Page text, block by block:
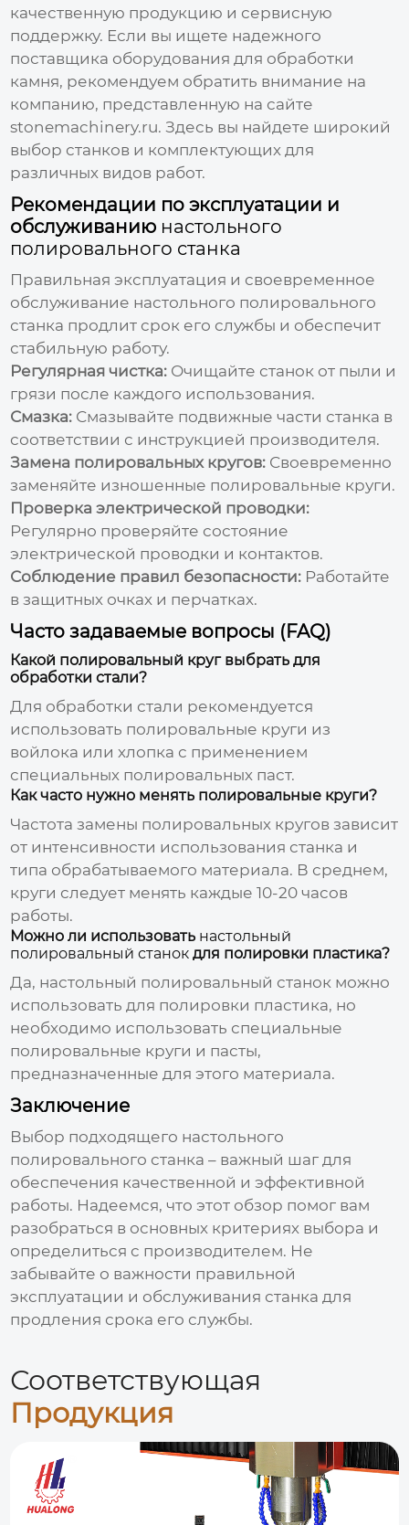
качественную продукцию и сервисную
поддержку. Если вы ищете надежного
поставщика оборудования для обработки
камня, рекомендуем обратить внимание на
компанию, представленную на сайте
stonemachinery.ru. Здесь вы найдете широкий
выбор станков и комплектующих для
различных видов работ.
Рекомендации по эксплуатации и
обслуживанию настольного
полировального станка
Правильная эксплуатация и своевременное
обслуживание настольного полировального
станка продлит срок его службы и обеспечит
стабильную работу.
Регулярная чистка: Очищайте станок от пыли и
грязи после каждого использования.
Смазка: Смазывайте подвижные части станка в
соответствии с инструкцией производителя.
Замена полировальных кругов: Своевременно
заменяйте изношенные полировальные круги.
Проверка электрической проводки:
Регулярно проверяйте состояние
электрической проводки и контактов.
Соблюдение правил безопасности: Работайте
в защитных очках и перчатках.
Часто задаваемые вопросы (FAQ)
Какой полировальный круг выбрать для
обработки стали?
Для обработки стали рекомендуется
использовать полировальные круги из
войлока или хлопка с применением
специальных полировальных паст.
Как часто нужно менять полировальные круги?
Частота замены полировальных кругов зависит
от интенсивности использования станка и
типа обрабатываемого материала. В среднем,
круги следует менять каждые 10-20 часов
работы.
Можно ли использовать настольный
полировальный станок для полировки пластика?
Да, настольный полировальный станок можно
использовать для полировки пластика, но
необходимо использовать специальные
полировальные круги и пасты,
предназначенные для этого материала.
Заключение
Выбор подходящего настольного
полировального станка – важный шаг для
обеспечения качественной и эффективной
работы. Надеемся, что этот обзор помог вам
разобраться в основных критериях выбора и
определиться с производителем. Не
забывайте о важности правильной
эксплуатации и обслуживания станка для
продления срока его службы.
Соответствующая
Продукция